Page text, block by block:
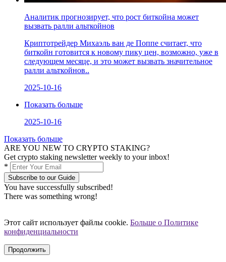
Аналитик прогнозирует, что рост биткойна может
вызвать ралли альткойнов
Криптотрейдер Михаэль ван де Поппе считает, что
биткойн готовится к новому пику цен, возможно, уже в
следующем месяце, и это может вызвать значительное
ралли альткойнов..
2025-10-16
Показать больше
2025-10-16
Показать больше
ARE YOU NEW TO CRYPTO STAKING?
Get crypto staking newsletter weekly to your inbox!
*
Subscribe to our Guide
You have successfully subscribed!
There was something wrong!
Этот сайт использует файлы cookie. Больше о Политике
конфиденциальности
Продолжить